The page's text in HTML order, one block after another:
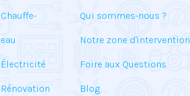
Chauffe-
eau
Électricité
Rénovation
Qui sommes-nous ?
Notre zone d'intervention
Foire aux Questions
Blog